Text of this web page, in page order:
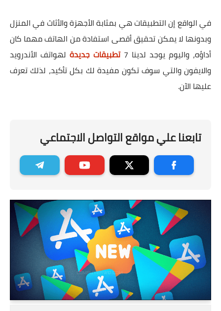
في الواقع إن التطبيقات هي بمثابة الأجهزة والأثاث في المنزل
وبدونها لا يمكن تحقيق أقصى استفادة من الهاتف مهما كان
أداؤه، واليوم يوجد لدينا 7
تطبيقات جديدة لهواتف الأندرويد
والايفون والتي سوف تكون مفيدة لك بكل تأكيد، لذلك تعرف
عليها الآن.
تابعنا علي مواقع التواصل الاجتماعي